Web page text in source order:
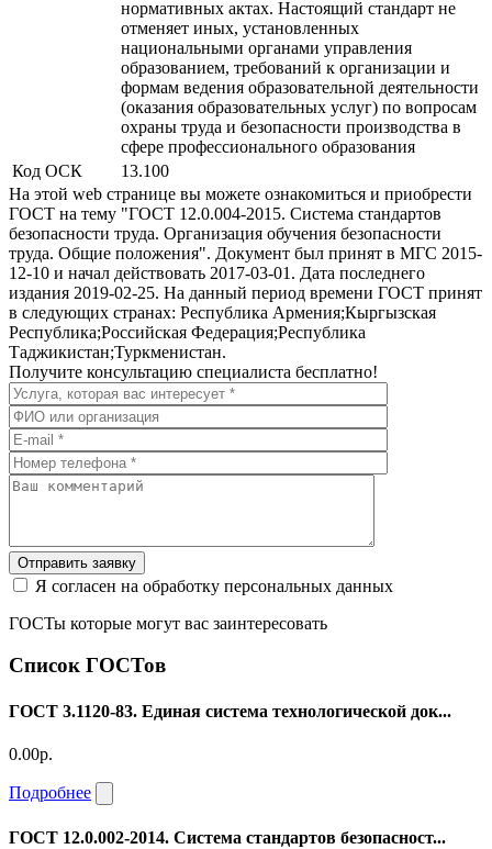
нормативных актах. Настоящий стандарт не
отменяет иных, установленных
национальными органами управления
образованием, требований к организации и
формам ведения образовательной деятельности
(оказания образовательных услуг) по вопросам
охраны труда и безопасности производства в
сфере профессионального образования
Код ОСК
13.100
На этой web странице вы можете ознакомиться и приобрести
ГОСТ на тему "ГОСТ 12.0.004-2015. Система стандартов
безопасности труда. Организация обучения безопасности
труда. Общие положения". Документ был принят в МГС 2015-
12-10 и начал действовать 2017-03-01. Дата последнего
издания 2019-02-25. На данный период времени ГОСТ принят
в следующих странах: Республика Армения;Кыргызская
Республика;Российская Федерация;Республика
Таджикистан;Туркменистан.
Получите консультацию специалиста бесплатно!
Отправить заявку
Я согласен на обработку персональных данных
ГОСТы которые могут вас заинтересовать
Список ГОСТов
ГОСТ 3.1120-83. Единая система технологической док...
0.00р.
Подробнее
ГОСТ 12.0.002-2014. Система стандартов безопасност...